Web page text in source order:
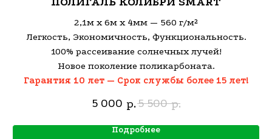
2,1м х 6м х 4мм — 560 г/м²
Легкость, Экономичность, Функциональность.
100% рассеивание солнечных лучей!
Новое поколение поликарбоната.
Гарантия 10 лет — Срок службы более 15 лет!
5 000 р.5 500 р.
Подробнее